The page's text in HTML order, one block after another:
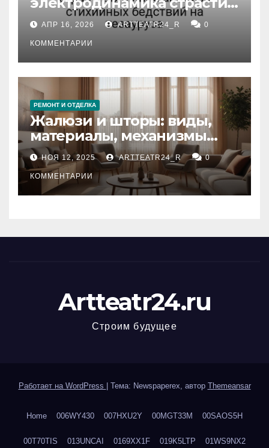
влияние анализа
стихийных бедствий на
тезауруса
АПР 16, 2026 ARTTEATR24_R 0
КОММЕНТАРИИ
РЕМОНТ И ОТДЕЛКА
Жалюзи и шторы: виды,
материалы, механизмы
управления и уход
НОЯ 12, 2025 ARTTEATR24_R 0
КОММЕНТАРИИ
Artteatr24.ru
Строим будущее
Работает на WordPress Тема: Newspaperex, автор Themeansar
Home 006WY430 007HXU2Y 00MGT33M 00SAOS5H
00T70TIS 013UNCAI 0169XX1F 019K5LTP 01WS9NX2